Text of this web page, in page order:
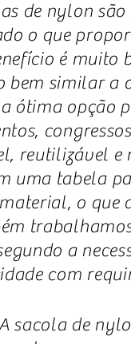
de nylon
o que
é
bem similar
ótima opção
reutilizável e
uma tabela
o que
a
com
sacola de